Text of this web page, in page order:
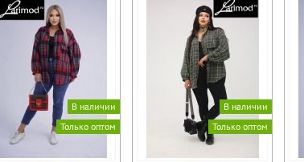
В наличии
Только оптом
В наличии
Только оптом